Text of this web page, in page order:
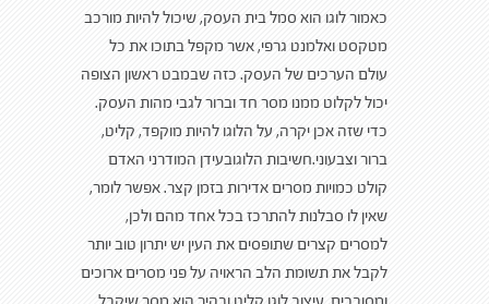
כאמור לוגו הוא סמל בית העסק, שיכול להיות מורכב
מטקסט ואלמנט גרפי, אשר מקפל בתוכו את כל
עולם הערכים של העסק. כזה שבמבט ראשון הצופה
יכול לקלוט ממנו מסר חד וברור לגבי מהות העסק.
כדי שזה אכן יקרה, על הלוגו להיות מוקפד, קליט,
ברור וצבעוני.חשיבות הלוגובעידן המודרני האדם
קולט כמויות מסרים אדירות בזמן קצר. אפשר לומר,
שאין לו סבלנות להתרכז בכל אחד מהם ולכן,
למסרים קצרים שתופסים את העין יש יתרון טוב יותר
לקבל את תשומת הלב הראויה על פני מסרים ארוכים